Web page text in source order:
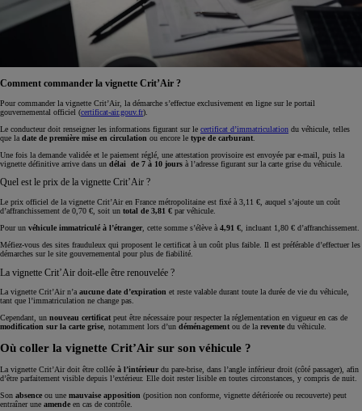
Comment commander la vignette Crit’Air ?
Pour commander la vignette Crit’Air, la démarche s’effectue exclusivement en ligne sur le portail
gouvernemental officiel (certificat-air.gouv.fr).
Le conducteur doit renseigner les informations figurant sur le certificat d’immatriculation du véhicule, telles
que la date de première mise en circulation ou encore le type de carburant
Une fois la demande validée et le paiement réglé, une attestation provisoire est envoyée par e-mail, puis la
vignette définitive arrive dans un délai de 7 à 10 jours à l’adresse figurant sur la carte grise du véhicule.
Quel est le prix de la vignette Crit’Air ?
Le prix officiel de la vignette Crit’Air en France métropolitaine est fixé à 3,11 €, auquel s’ajoute un coût
d’affranchissement de 0,70 €, soit un total de 3,81 € par véhicule.
Pour un véhicule immatriculé à l’étranger, cette somme s’élève à 4,91 € , incluant 1,80 € d’affranchissement.
Méfiez-vous des sites frauduleux qui proposent le certificat à un coût plus faible. Il est préférable d’effectuer les
démarches sur le site gouvernemental pour plus de fiabilité.
La vignette Crit’Air doit-elle être renouvelée ?
La vignette Crit’Air n’a aucune date d’expiration et reste valable durant toute la durée de vie du véhicule,
tant que l’immatriculation ne change pas.
Cependant, un nouveau certificat peut être nécessaire pour respecter la réglementation en vigueur en cas de
modification sur la carte grise, notamment lors d’un déménagement ou de la revente du véhicule.
Où coller la vignette Crit’Air sur son véhicule ?
La vignette Crit’Air doit être collée à l’intérieurdu pare-brise, dans l’angle inférieur droit (côté passager), afin
d’être parfaitement visible depuis l’extérieur. Elle doit rester lisible en toutes circonstances, y compris de nuit.
Son absence ou une mauvaise apposition (position non conforme, vignette détériorée ou recouverte) peut
entraîner une amende en cas de contrôle.